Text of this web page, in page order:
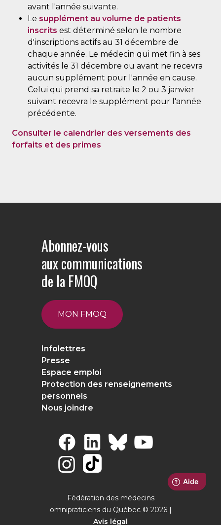
avant l'année suivante.
Le supplément au volume de patients
inscrits est déterminé selon le nombre
d'inscriptions actifs au 31 décembre de
chaque année. Le médecin qui met fin à ses
activités le 31 décembre ou avant ne recevra
aucun supplément pour l'année en cause.
Celui qui prend sa retraite le 2 ou 3 janvier
suivant recevra le supplément pour l'année
précédente.
Consulter le calendrier des versements des
forfaits et des primes
Abonnez-vous
aux communications
de la FMOQ
MON FMOQ
Infolettres
Presse
Espace emploi
Protection des renseignements
personnels
Nous joindre
Fédération des médecins
omnipraticiens du Québec © 2026 |
Avis légal